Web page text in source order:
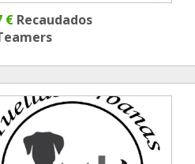
€ Recaudados